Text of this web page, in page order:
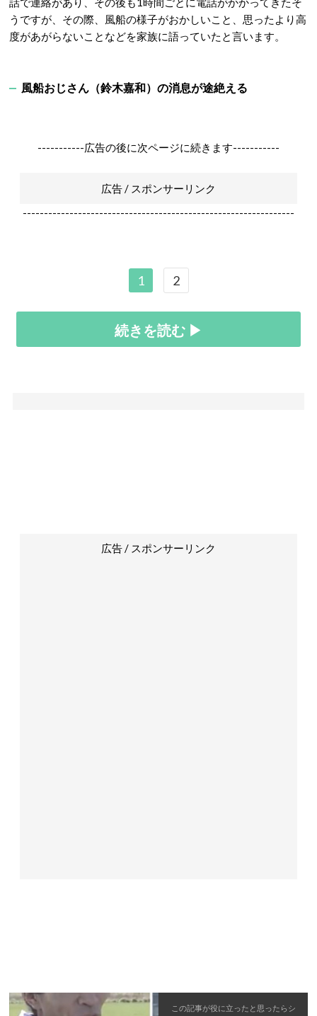
うですが、その際、風船の様子がおかしいこと、思ったより高
度があがらないことなどを家族に語っていたと言います。
風船おじさん（鈴木嘉和）の消息が途絶える
-----------広告の後に次ページに続きます-----------
広告 / スポンサーリンク
----------------------------------------------------------------
1 2
続きを読む ▶
広告 / スポンサーリンク
この記事が役に立ったと思ったらシ